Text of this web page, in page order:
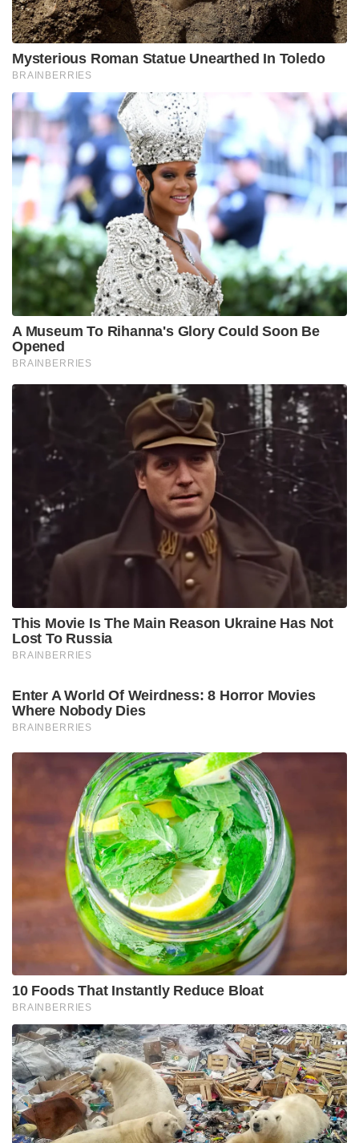
Mysterious Roman Statue Unearthed In Toledo
BRAINBERRIES
A Museum To Rihanna's Glory Could Soon Be
Opened
BRAINBERRIES
This Movie Is The Main Reason Ukraine Has Not
Lost To Russia
BRAINBERRIES
Enter A World Of Weirdness: 8 Horror Movies
Where Nobody Dies
BRAINBERRIES
10 Foods That Instantly Reduce Bloat
BRAINBERRIES